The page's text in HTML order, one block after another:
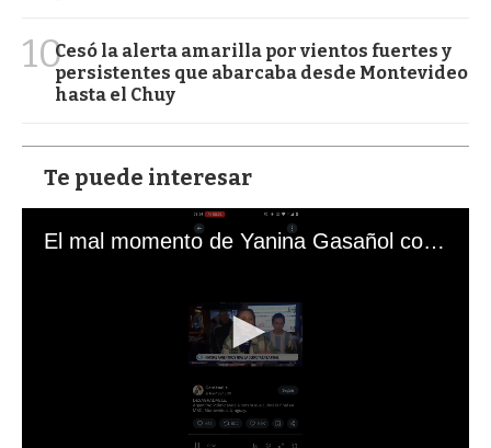
10Cesó la alerta amarilla por vientos fuertes y
persistentes que abarcaba desde Montevideo
hasta el Chuy
Te puede interesar
El mal momento de Yanina Gasañol con un hincha argentino en "Subrayado"